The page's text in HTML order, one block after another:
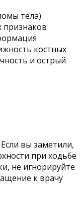
тела)
костных
и острый
вы заметили,
при ходьбе
не игнорируйте
к врачу